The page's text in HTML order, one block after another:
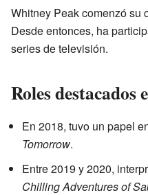
Whitney Peak comenzó su
Desde entonces, ha
series de televisión.
Roles destacados
En 2018, tuvo un papel
Tomorrow.
Entre 2019 y 2020,
Chilling Adventures of